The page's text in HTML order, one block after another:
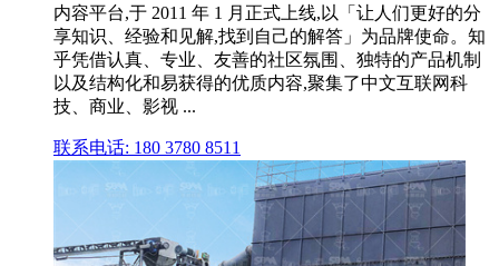
内容平台,于 2011 年 1 月正式上线,以「让人们更好的分
享知识、经验和见解,找到自己的解答」为品牌使命。知
乎凭借认真、专业、友善的社区氛围、独特的产品机制
以及结构化和易获得的优质内容,聚集了中文互联网科
技、商业、影视 ...
联系电话: 180 3780 8511